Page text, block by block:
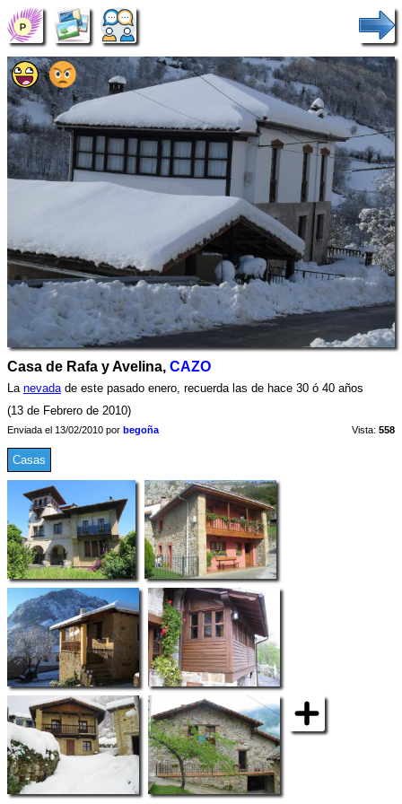
Casa de Rafa y Avelina, CAZO
La nevadade este pasado enero, recuerda las de hace 30 ó 40 años
(13 de Febrero de 2010)
Enviada el 13/02/2010 por begoña Vista: 558
Casas